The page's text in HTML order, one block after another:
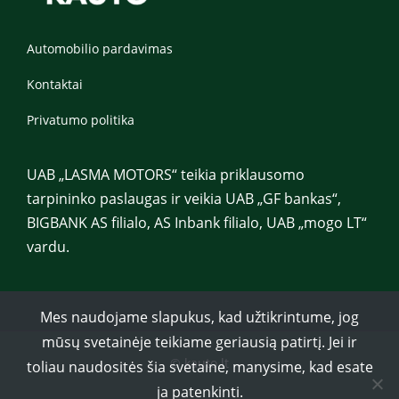
Automobilio pardavimas
Kontaktai
Privatumo politika
UAB „LASMA MOTORS“ teikia priklausomo
tarpininko paslaugas ir veikia UAB „GF bankas“,
BIGBANK AS filialo, AS Inbank filialo, UAB „mogo LT“
vardu.
© kauto.lt
Mes naudojame slapukus, kad užtikrintume, jog
mūsų svetainėje teikiame geriausią patirtį. Jei ir
toliau naudositės šia svetaine, manysime, kad esate
ja patenkinti.